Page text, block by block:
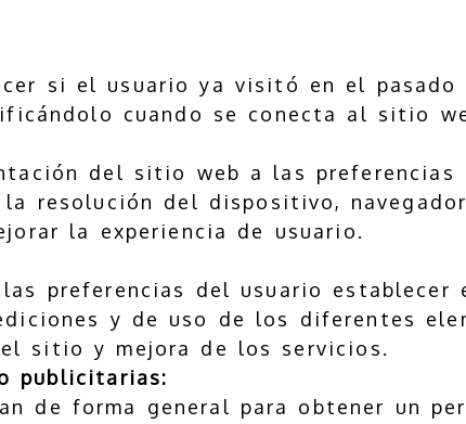
si el usuario ya visitó en el
cuando se conecta al sitio
del sitio web a las preferencias
resolución del dispositivo,
la experiencia de usuario.
preferencias del usuario establecer
y de uso de los diferentes
sitio y mejora de los servicios.
publicitarias:
de forma general para obtener un